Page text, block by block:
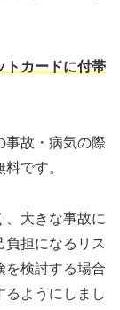
トカードに付帯
事故・病気の際
です。
、大きな事故に
負担になるリス
を検討する場合
るようにしまし